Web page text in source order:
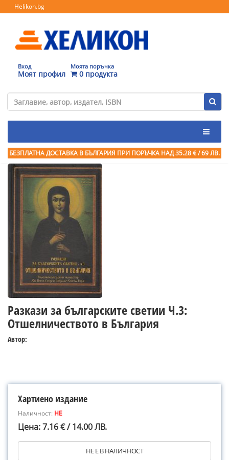
Helikon.bg
Вход
Моят профил
Моята поръчка
0 продукта
БЕЗПЛАТНА ДОСТАВКА В БЪЛГАРИЯ ПРИ ПОРЪЧКА НАД 35.28 € / 69 ЛВ.
Разкази за българските светии Ч.3:
Отшелничеството в България
Автор:
Хартиено издание
Наличност: НЕ
Цена: 7.16 € / 14.00 ЛВ.
НЕ Е В НАЛИЧНОСТ